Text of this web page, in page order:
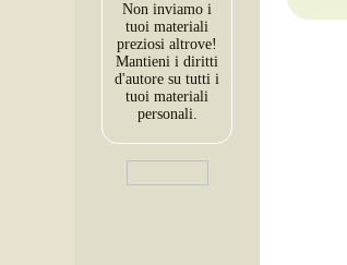
Non inviamo i
tuoi materiali
preziosi altrove!
Mantieni i diritti
d'autore su tutti i
tuoi materiali
personali.